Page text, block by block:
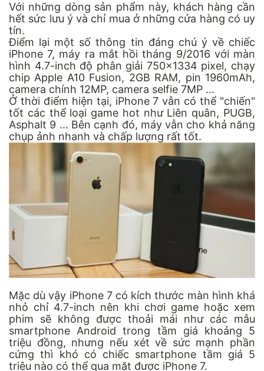
Với những dòng sản phẩm này, khách hàng cần
hết sức lưu ý và chỉ mua ở những cửa hàng có uy
tín.
Điểm lại một số thông tin đáng chú ý về chiếc
iPhone 7, máy ra mắt hồi tháng 9/2016 với màn
hình 4.7-inch độ phân giải 750x1334 pixel, chạy
chip Apple A10 Fusion, 2GB RAM, pin 1960mAh,
camera chính 12MP, camera selfie 7MP ...
Ở thời điểm hiện tại, iPhone 7 vẫn có thể "chiến"
tốt các thể loại game hot như Liên quân, PUGB,
Asphalt 9 ... Bên cạnh đó, máy vẫn cho khả năng
chụp ảnh nhanh và chấp lượng rất tốt.
Mặc dù vậy iPhone 7 có kích thước màn hình khá
nhỏ chỉ 4.7-inch nên khi chơi game hoặc xem
phim sẽ không được thoải mái như các mẫu
smartphone Android trong tầm giá khoảng 5
triệu đồng, nhưng nếu xét về sức mạnh phần
cứng thì khó có chiếc smartphone tầm giá 5
triệu nào có thể qua mặt được iPhone 7.